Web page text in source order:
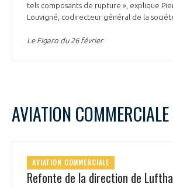
tels composants de rupture », explique
Louvigné, codirecteur général de la
Le Figaro du 26 février
AVIATION COMMERCIALE
AVIATION COMMERCIALE
Refonte de la direction de